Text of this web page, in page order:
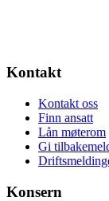
Kontakt
Kontakt oss
Finn ansatt
Lån møterom
Gi
Konsern